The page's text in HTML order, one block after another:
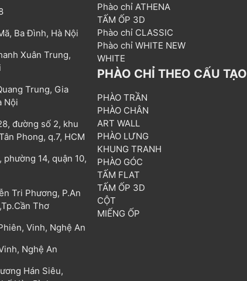
Ba Đình, Hà Nội
Xuân Trung,
Trung, Gia
Nội
đường số 2, khu
Phong, q.7, HCM
14, quận 10,
Tri Phương, P.An
Thơ
Vinh, Nghệ An
Nghệ An
Hán Siêu,
Phào chỉ ATHENA
TẤM ỐP 3D
Phào chỉ CLASSIC
Phào chỉ WHITE NEW
WHITE
PHÀO CHỈ THEO CẤU TẠO
PHÀO TRẦN
PHÀO CHÂN
ART WALL
PHÀO LƯNG
KHUNG TRANH
PHÀO GÓC
TẤM FLAT
TẤM ỐP 3D
CỘT
MIẾNG ỐP